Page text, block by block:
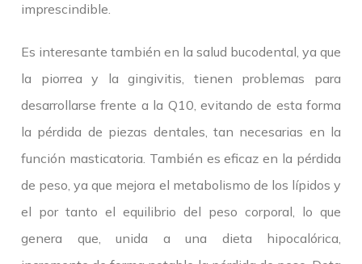
imprescindible.
Es interesante también en la salud bucodental, ya que
la piorrea y la gingivitis, tienen problemas para
desarrollarse frente a la Q10, evitando de esta forma
la pérdida de piezas dentales, tan necesarias en la
función masticatoria. También es eficaz en la pérdida
de peso, ya que mejora el metabolismo de los lípidos y
el por tanto el equilibrio del peso corporal, lo que
genera que, unida a una dieta hipocalórica,